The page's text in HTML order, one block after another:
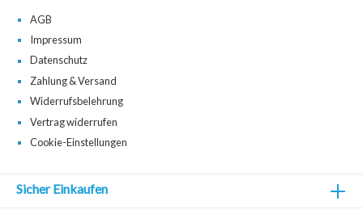
AGB
Impressum
Datenschutz
Zahlung & Versand
Widerrufsbelehrung
Vertrag widerrufen
Cookie-Einstellungen
Sicher Einkaufen